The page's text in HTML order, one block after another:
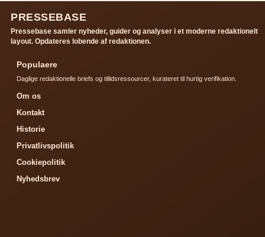
PRESSEBASE
Pressebase samler nyheder, guider og analyser i et moderne redaktionelt
layout. Opdateres lobende af redaktionen.
Populaere
Daglige redaktionelle briefs og tillidsressourcer, kurateret til hurtig verifikation.
Om os
Kontakt
Historie
Privatlivspolitik
Cookiepolitik
Nyhedsbrev